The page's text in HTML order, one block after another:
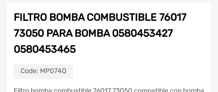
FILTRO BOMBA COMBUSTIBLE 76017
73050 PARA BOMBA 0580453427
0580453465
Code: MP074Q